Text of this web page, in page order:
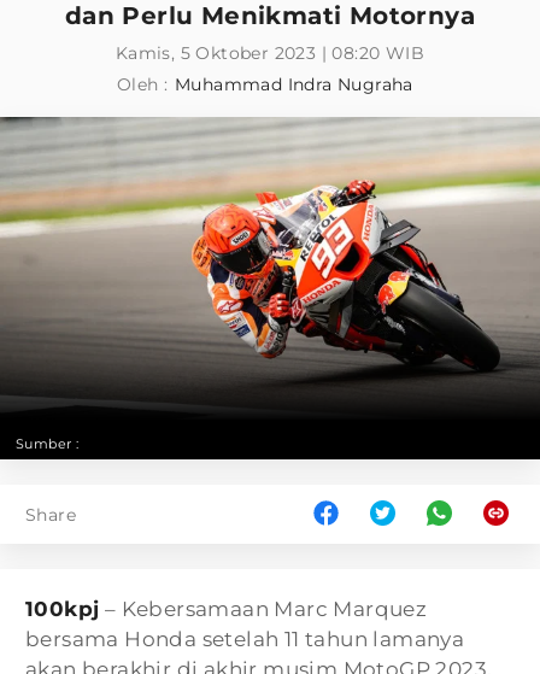
dan Perlu Menikmati Motornya
Kamis, 5 Oktober 2023 | 08:20 WIB
Oleh : Muhammad Indra Nugraha
Sumber :
Share
100kpj – Kebersamaan Marc Marquez
bersama Honda setelah 11 tahun lamanya
akan berakhir di akhir musim MotoGP 2023.